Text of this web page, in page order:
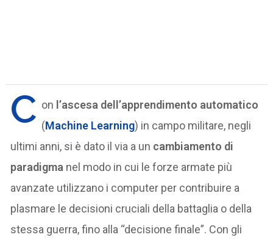
C on l’ascesa dell’apprendimento automatico
(Machine Learning) in campo militare, negli
ultimi anni, si è dato il via a un cambiamento di
paradigma nel modo in cui le forze armate più
avanzate utilizzano i computer per contribuire a
plasmare le decisioni cruciali della battaglia o della
stessa guerra, fino alla “decisione finale”. Con gli